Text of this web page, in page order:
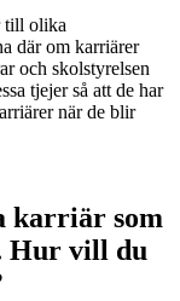
till olika
där om karriärer
och skolstyrelsen
tjejer så att de har
när de blir
karriär som
Hur vill du